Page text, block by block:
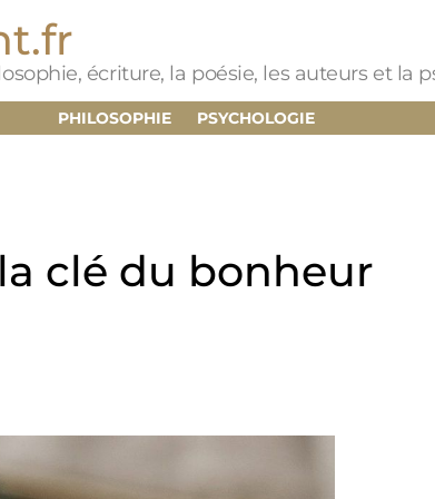
écriture, la poésie, les auteurs et la
PHILOSOPHIE PSYCHOLOGIE
clé du bonheur